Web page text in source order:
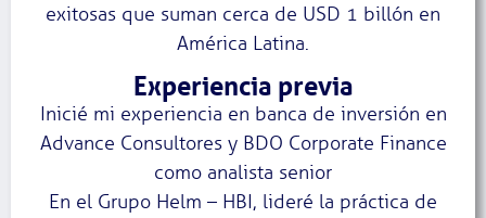
exitosas que suman cerca de USD 1 billón en
América Latina.
Experiencia previa
Inicié mi experiencia en banca de inversión en
Advance Consultores y BDO Corporate Finance
como analista senior
En el Grupo Helm – HBI, lideré la práctica de